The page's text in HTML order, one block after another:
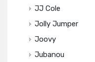
JJ Cole
Jolly Jumper
Joovy
Jubanou